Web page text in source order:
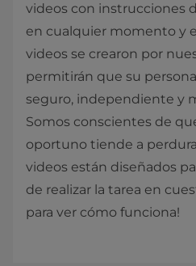
videos con instrucciones
en cualquier momento y
videos se crearon por
permitirán que su
seguro, independiente y
Somos conscientes de
oportuno tiende a
videos están diseñados
de realizar la tarea en
para ver cómo funciona!